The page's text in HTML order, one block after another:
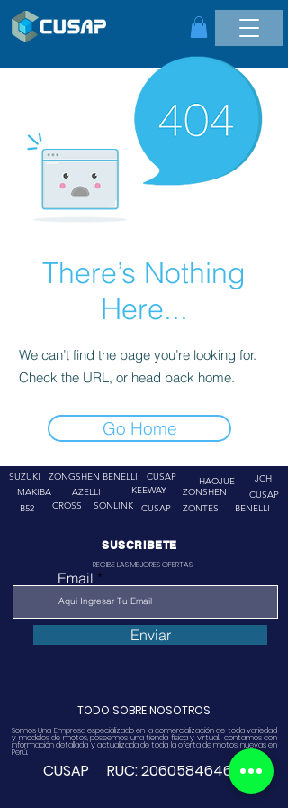
There’s Nothing
Here...
We can’t find the page you’re looking for.
Check the URL, or head back home.
Go Home
SUZUKI
ZONGSHEN
MAKIBA
AZELLI
BENELLI
CUSAP
KEEWAY
B52
CROSS SONLINK CUSAP
HAOJUE
JCH
ZONSHEN
ZONTES
CUSAP
BENELLI
SUSCRIBETE
RECIBE LAS MEJORES OFERTAS
Email
Enviar
TODO SOBRE NOSOTROS
Somos Una Empresa especializado en la comercialización de toda variedad
y modelos de motos, poseemos una tienda física y virtual. contamos con
información detallada y actualizada de toda la oferta de motos nuevas en
Perú.
CUSAP RUC:20605846468